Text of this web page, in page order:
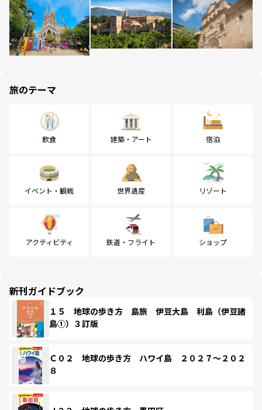
旅のテーマ
飲食 建築・アート 宿泊
イベント・観戦 世界遺産 リゾート
アクティビティ 鉄道・フライト ショップ
新刊ガイドブック
１５ 地球の歩き方 島旅 伊豆大島 利島（伊豆諸
島①）３訂版
Ｃ０２ 地球の歩き方 ハワイ島 ２０２７～２０２
８